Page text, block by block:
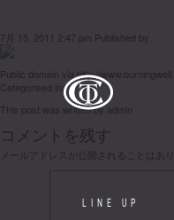
7月 15, 2011 2:47 pm Published by
Public domain via http://
Categorised in:
This post was written by admin
コメントを残す
メールアドレスが公開されることはあり
LINE UP